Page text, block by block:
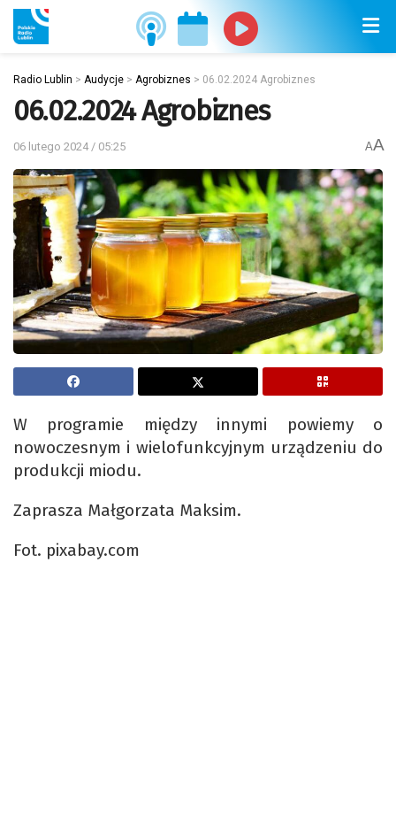
Radio Lublin > Audycje > Agrobiznes > 06.02.2024 Agrobiznes
06.02.2024 Agrobiznes
06 lutego 2024 / 05:25 AA
W programie między innymi powiemy o
nowoczesnym i wielofunkcyjnym urządzeniu do
produkcji miodu.
Zaprasza Małgorzata Maksim.
Fot. pixabay.com